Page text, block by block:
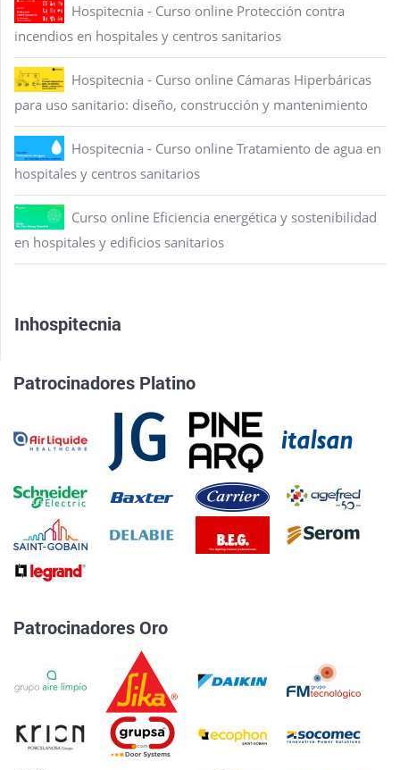
Hospitecnia - Curso online Protección contra
incendios en hospitales y centros sanitarios
Hospitecnia - Curso online Cámaras Hiperbáricas
para uso sanitario: diseño, construcción y mantenimiento
Hospitecnia - Curso online Tratamiento de agua en
hospitales y centros sanitarios
Curso online Eficiencia energética y sostenibilidad
en hospitales y edificios sanitarios
Inhospitecnia
Patrocinadores Platino
Patrocinadores Oro